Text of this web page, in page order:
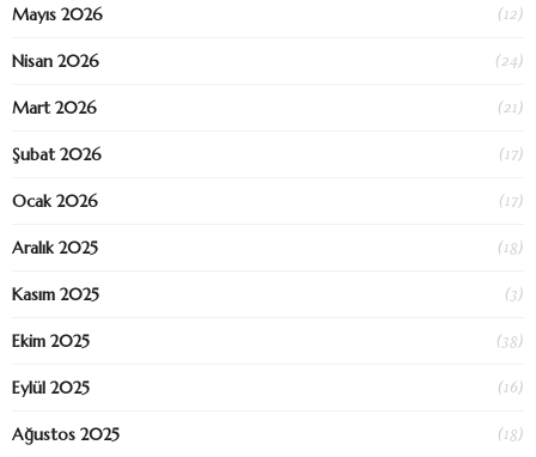
Mayıs 2026 (12)
Nisan 2026 (24)
Mart 2026 (21)
Şubat 2026 (17)
Ocak 2026 (17)
Aralık 2025 (18)
Kasım 2025 (3)
Ekim 2025 (38)
Eylül 2025 (16)
Ağustos 2025 (18)